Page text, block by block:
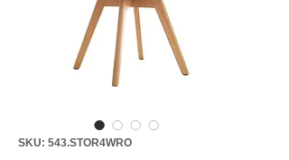
SKU: 543.STOR4WRO